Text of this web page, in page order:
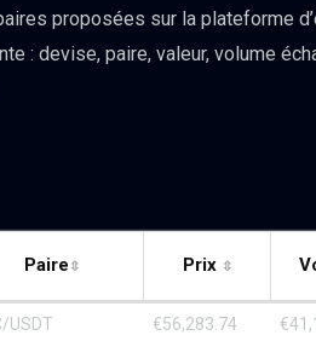
proposées sur la plateforme
: devise, paire, valeur, volume
Paire Prix
USDT €56,283.74